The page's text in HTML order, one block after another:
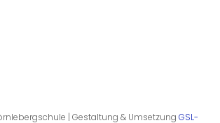
| Gestaltung & Umsetzung GSL-